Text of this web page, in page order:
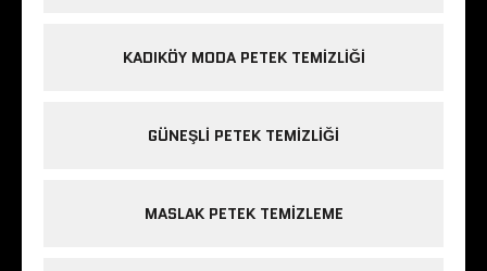
KADIKÖY MODA PETEK TEMIZLIĞI
GÜNEŞLI PETEK TEMIZLIĞI
MASLAK PETEK TEMIZLEME